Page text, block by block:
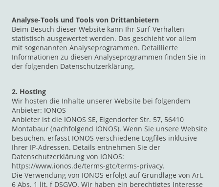
Analyse-Tools und Tools von Drittanbietern
Beim Besuch dieser Website kann Ihr Surf-Verhalten
statistisch ausgewertet werden. Das geschieht vor allem
mit sogenannten Analyseprogrammen. Detaillierte
Informationen zu diesen Analyseprogrammen finden Sie in
der folgenden Datenschutzerklärung.
2. Hosting
Wir hosten die Inhalte unserer Website bei folgendem
Anbieter: IONOS
Anbieter ist die IONOS SE, Elgendorfer Str. 57, 56410
Montabaur (nachfolgend IONOS). Wenn Sie unsere Website
besuchen, erfasst IONOS verschiedene Logfiles inklusive
Ihrer IP-Adressen. Details entnehmen Sie der
Datenschutzerklärung von IONOS:
https://www.ionos.de/terms-gtc/terms-privacy.
Die Verwendung von IONOS erfolgt auf Grundlage von Art.
6 Abs. 1 lit. f DSGVO. Wir haben ein berechtigtes Interesse